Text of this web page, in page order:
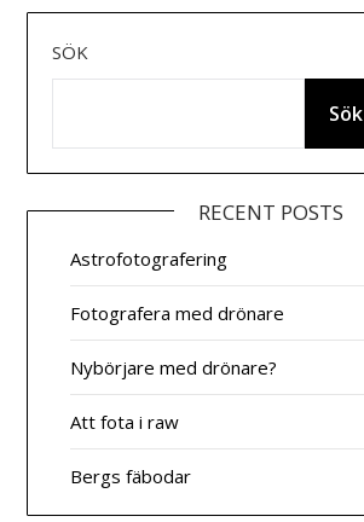
SÖK
Sök
RECENT POSTS
Astrofotografering
Fotografera med drönare
Nybörjare med drönare?
Att fota i raw
Bergs fäbodar